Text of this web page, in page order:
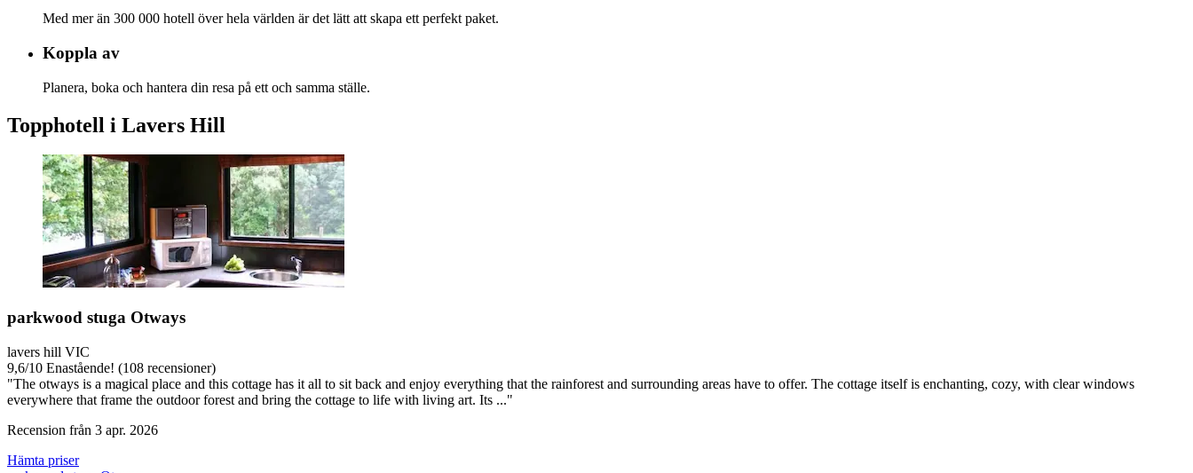
Med mer än 300 000 hotell över hela världen är det lätt att skapa ett perfekt paket.
Koppla av
Planera, boka och hantera din resa på ett och samma ställe.
Topphotell i Lavers Hill
parkwood stuga Otways
lavers hill VIC
9,6/10 Enastående! (108 recensioner)
"The otways is a magical place and this cottage has it all to sit back and enjoy everything that the rainforest and surrounding areas have to offer. The cottage itself is enchanting, cozy, with clear windows
everywhere that frame the outdoor forest and bring the cottage to life with living art. Its ..."
Recension från 3 apr. 2026
Hämta priser